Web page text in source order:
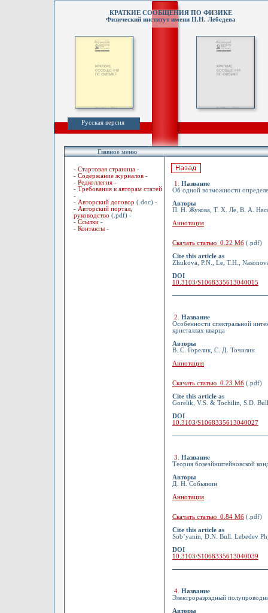
КРАТКИЕ СООБЩЕНИЯ ПО ФИЗИКЕ
Физический институт имени П.Н. Лебедева
Русская версия
Главное меню
- Стартовая страница -
- Содержание журналов -
- Редколлегия -
- Требования к авторам статей
-
- Авторский договор (.doc) -
- Авторский портал,
руководство (.pdf) -
- Ссылки -
- Контакты -
1
Название
Об одной возможности
Авторы
П. Н. Жукова, Т. Х. Ле, В. А.
Аннотация
Скачать статью 0.22 Мб (.pdf)
Cite this article as
Zhukova, P.N., Le, T.H.,
DOI
10.3103/S1068335613040015
2
Название
Особенности спектральной
кристаллах кварца
Авторы
В. С. Горелик, С. Д. Точилин
Аннотация
Скачать статью 0.23 Мб (.pdf)
Cite this article as
Gorelik, V.S. & Tochilin, S.D.
DOI
10.3103/S1068335613040027
3
Название
Теория бозеэйнштейновской
Авторы
Д. Н. Собьянин
Аннотация
Скачать статью 0.84 Мб (.pdf)
Cite this article as
Sob’yanin, D.N. Bull. Lebedev
DOI
10.3103/S1068335613040039
4 Название
Электроразрядный
Авторы